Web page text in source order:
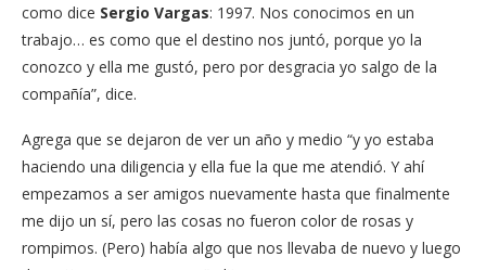
como dice Sergio Vargas: 1997. Nos conocimos en un
trabajo… es como que el destino nos juntó, porque yo la
conozco y ella me gustó, pero por desgracia yo salgo de la
compañía”, dice.
Agrega que se dejaron de ver un año y medio “y yo estaba
haciendo una diligencia y ella fue la que me atendió. Y ahí
empezamos a ser amigos nuevamente hasta que finalmente
me dijo un sí, pero las cosas no fueron color de rosas y
rompimos. (Pero) había algo que nos llevaba de nuevo y luego